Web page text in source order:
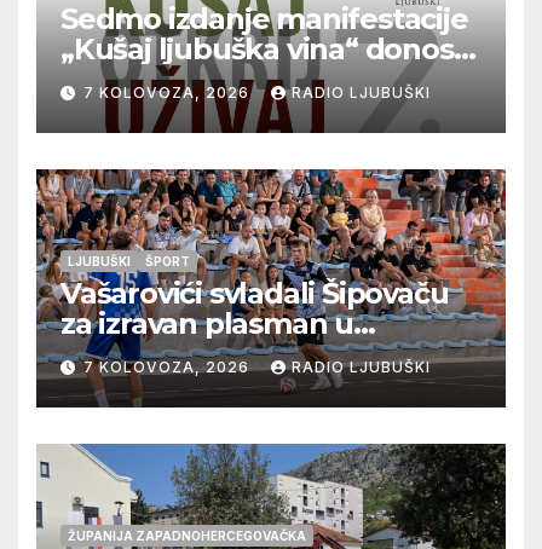
Sedmo izdanje manifestacije
„Kušaj ljubuška vina“ donosi
vrhunska vina, gastronomiju i
glazbu
7 KOLOVOZA, 2026 RADIO LJUBUŠKI
LJUBUŠKI ŠPORT
Vašarovići svladali Šipovaču
za izravan plasman u
četvrtfinale, Grab izborio
prolazak dalje, Klobuk ispao,
večeras počinje četvrtfinale
juniora
7 KOLOVOZA, 2026 RADIO LJUBUŠKI
ŽUPANIJA ZAPADNOHERCEGOVAČKA